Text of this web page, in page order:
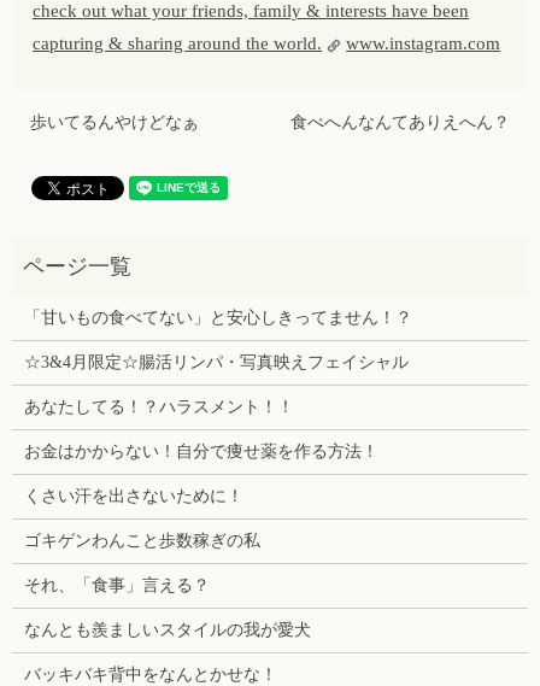
check out what your friends, family & interests have been
capturing & sharing around the world.
www.instagram.com
歩いてるんやけどなぁ 食べへんなんてありえへん？
「甘いもの食べてない」と安心しきってません！？
☆3&4月限定☆腸活リンパ・写真映えフェイシャル
あなたしてる！？ハラスメント！！
お金はかからない！自分で痩せ薬を作る方法！
くさい汗を出さないために！
ゴキゲンわんこと歩数稼ぎの私
それ、「食事」言える？
なんとも羨ましいスタイルの我が愛犬
バッキバキ背中をなんとかせな！